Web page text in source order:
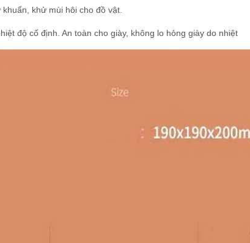
khử mùi hôi cho đồ vật.
độ cố định. An toàn cho giày, không lo hỏng giày do nhiệt